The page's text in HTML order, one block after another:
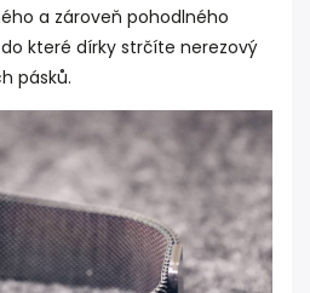
a zároveň pohodlného
které dírky strčíte nerezový
pásků.